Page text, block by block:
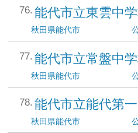
能代市立東雲中
秋田県能代市
能代市立常盤中
秋田県能代市
能代市立能代第
秋田県能代市